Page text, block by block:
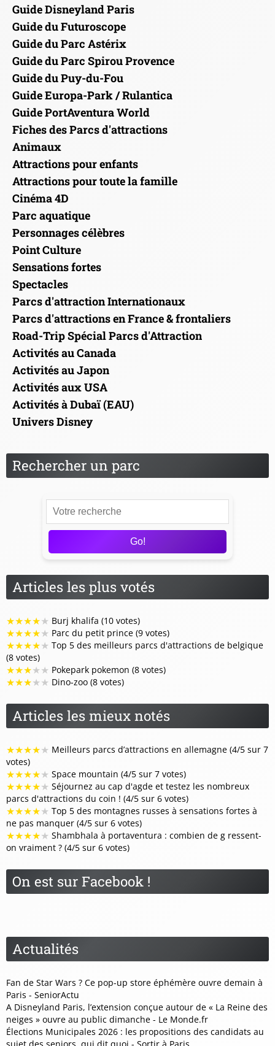
Guide Disneyland Paris
Guide du Futuroscope
Guide du Parc Astérix
Guide du Parc Spirou Provence
Guide du Puy-du-Fou
Guide Europa-Park / Rulantica
Guide PortAventura World
Fiches des Parcs d'attractions
Animaux
Attractions pour enfants
Attractions pour toute la famille
Cinéma 4D
Parc aquatique
Personnages célèbres
Point Culture
Sensations fortes
Spectacles
Parcs d'attraction Internationaux
Parcs d'attractions en France & frontaliers
Road-Trip Spécial Parcs d'Attraction
Activités au Canada
Activités au Japon
Activités aux USA
Activités à Dubaï (EAU)
Univers Disney
Rechercher un parc
Go!
Articles les plus votés
★★★★★ Burj khalifa (10 votes)
★★★★★ Parc du petit prince (9 votes)
★★★★★ Top 5 des meilleurs parcs d'attractions de belgique
(8 votes)
★★★★★ Pokepark pokemon (8 votes)
★★★★★ Dino-zoo (8 votes)
Articles les mieux notés
★★★★★ Meilleurs parcs d’attractions en allemagne (4/5 sur 7
votes)
★★★★★ Space mountain (4/5 sur 7 votes)
★★★★★ Séjournez au cap d'agde et testez les nombreux
parcs d'attractions du coin ! (4/5 sur 6 votes)
★★★★★ Top 5 des montagnes russes à sensations fortes à
ne pas manquer (4/5 sur 6 votes)
★★★★★ Shambhala à portaventura : combien de g ressent-
on vraiment ? (4/5 sur 6 votes)
On est sur Facebook !
Actualités
Fan de Star Wars ? Ce pop-up store éphémère ouvre demain à
Paris - SeniorActu
A Disneyland Paris, l’extension conçue autour de « La Reine des
neiges » ouvre au public dimanche - Le Monde.fr
Élections Municipales 2026 : les propositions des candidats au